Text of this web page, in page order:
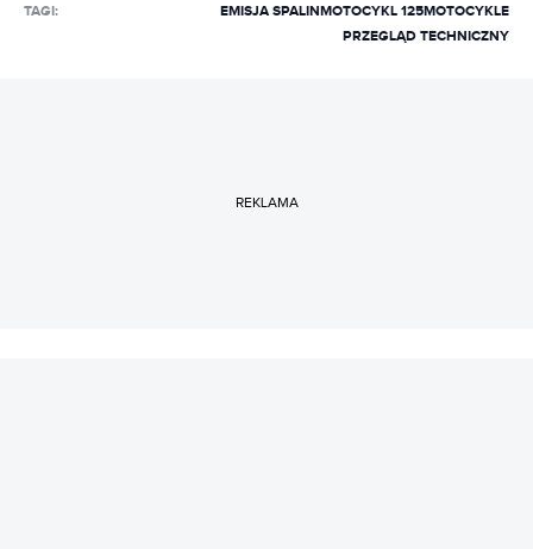
współpracę m.in. ze Światem Motocykli, jako autor i
korektor. Fan motoryzacyjnej Japonii, chociaż prywatnie
TAGI: EMISJA SPALINMOTOCYKL 125MOTOCYKLE
PRZEGLĄD TECHNICZNY
REKLAMA